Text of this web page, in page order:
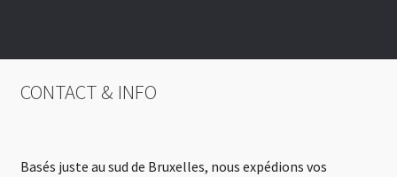
e
CONTACT & INFO
Basés juste au sud de Bruxelles, nous expédions vos